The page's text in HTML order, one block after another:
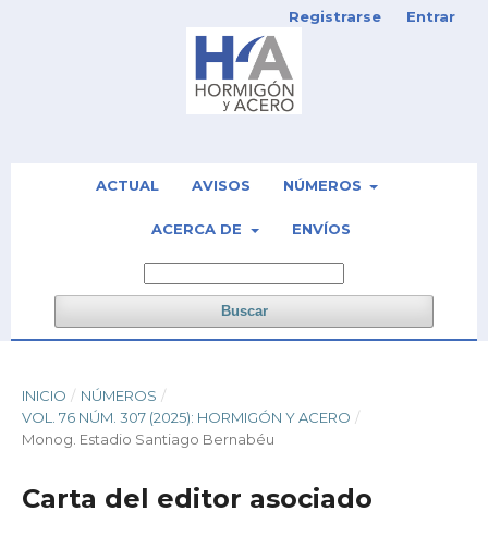
ACTUAL AVISOS NÚMEROS
ACERCA DE ENVÍOS
Buscar
Registrarse Entrar
INICIO / NÚMEROS /
VOL. 76 NÚM. 307 (2025): HORMIGÓN Y ACERO /
Monog. Estadio Santiago Bernabéu
Carta del editor asociado